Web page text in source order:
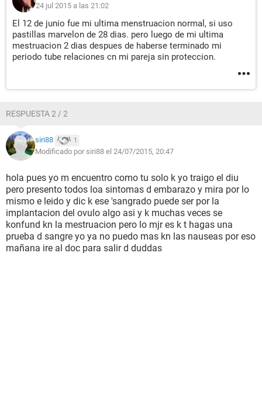
24 jul 2015 a las 21:02
El 12 de junio fue mi ultima menstruacion normal, si uso
pastillas marvelon de 28 dias. pero luego de mi ultima
mestruacion 2 dias despues de haberse terminado mi
periodo tube relaciones cn mi pareja sin proteccion.
RESPUESTA 2 / 2
siri88 1
Modificado por siri88 el 24/07/2015, 20:47
hola pues yo m encuentro como tu solo k yo traigo el diu
pero presento todos loa sintomas d embarazo y mira por lo
mismo e leido y dic k ese 'sangrado puede ser por la
implantacion del ovulo algo asi y k muchas veces se
konfund kn la mestruacion pero lo mjr es k t hagas una
prueba d sangre yo ya no puedo mas kn las nauseas por eso
mañana ire al doc para salir d duddas